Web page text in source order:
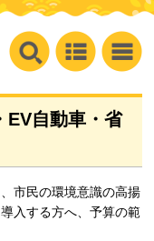
EV自動車・省
市民の環境意識の高揚
入する方へ、予算の範